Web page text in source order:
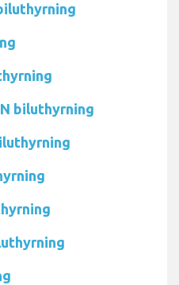
biluthyrning